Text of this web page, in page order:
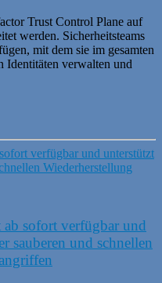
Trust Control Plane auf
werden. Sicherheitsteams
mit dem sie im gesamten
Identitäten verwalten und
sofort verfügbar und
sauberen und schnellen